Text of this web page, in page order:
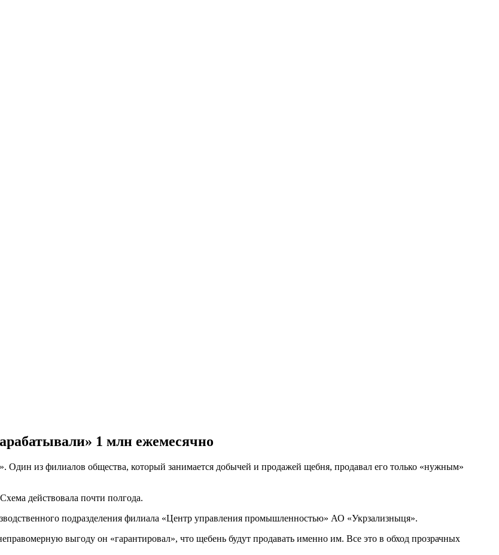
1 млн ежемесячно
из филиалов общества, который занимается добычей и продажей щебня, продавал его только «нужным»
действовала почти полгода.
подразделения филиала «Центр управления промышленностью» АО «Укрзализныця».
выгоду он «гарантировал», что щебень будут продавать именно им. Все это в обход прозрачных